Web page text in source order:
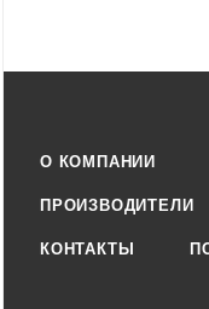
О КОМПАНИИ
ПРОИЗВОДИТЕЛИ
КОНТАКТЫ